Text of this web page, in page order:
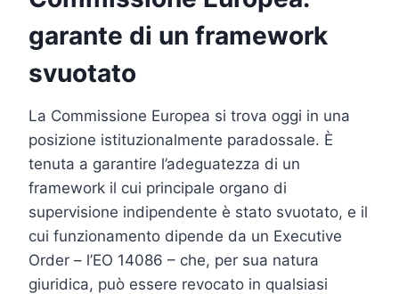
garante di un framework
svuotato
La Commissione Europea si trova oggi in una
posizione istituzionalmente paradossale. È
tenuta a garantire l’adeguatezza di un
framework il cui principale organo di
supervisione indipendente è stato svuotato, e il
cui funzionamento dipende da un Executive
Order – l’EO 14086 – che, per sua natura
giuridica, può essere revocato in qualsiasi